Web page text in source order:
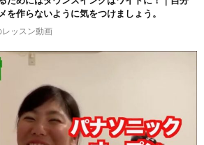
を作らないように気をつけましょう。
レッスン動画